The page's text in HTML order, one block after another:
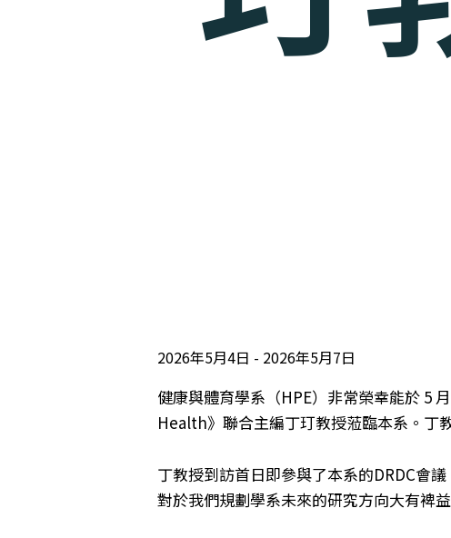
2026年5月4日 2026年5月7日
健康與體育學系（HPE）非常榮幸能於 5
Health》聯合主編丁玎教授蒞臨本系。丁
丁教授到訪首日即參與了本系的DRDC會
對於我們規劃學系未來的研究方向大有裨益